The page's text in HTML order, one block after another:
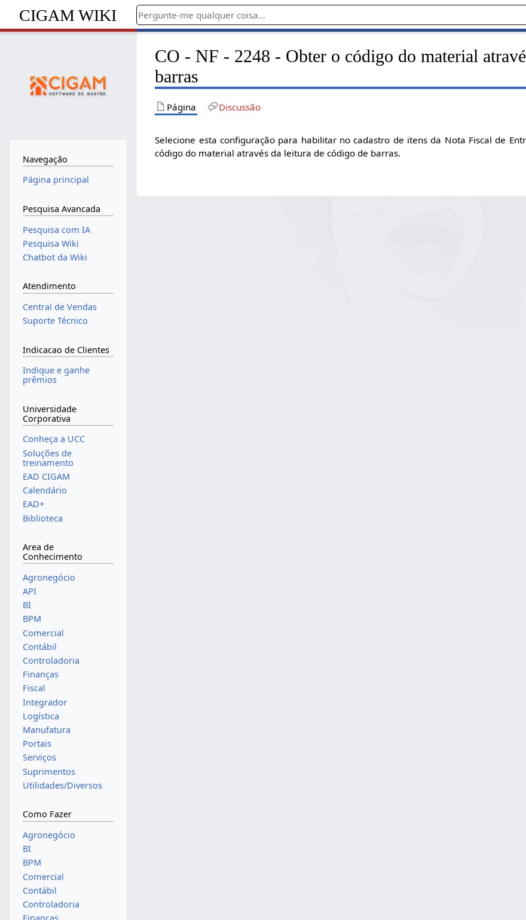
CIGAM WIKI
CO - NF - 2248 - Obter o código do material
barras
Página Discussão
Selecione esta configuração para habilitar no cadastro de itens da Nota Fiscal de
código do material através da leitura de código de barras.
Navegação
Página principal
Pesquisa Avancada
Pesquisa com IA
Pesquisa Wiki
Chatbot da Wiki
Atendimento
Central de Vendas
Suporte Técnico
Indicacao de Clientes
Indique e ganhe
prêmios
Universidade
Corporativa
Conheça a UCC
Soluções de
treinamento
EAD CIGAM
Calendário
EAD+
Biblioteca
Area de
Conhecimento
Agronegócio
API
BI
BPM
Comercial
Contábil
Controladoria
Finanças
Fiscal
Integrador
Logística
Manufatura
Portais
Serviços
Suprimentos
Utilidades/Diversos
Como Fazer
Agronegócio
BI
BPM
Comercial
Contábil
Controladoria